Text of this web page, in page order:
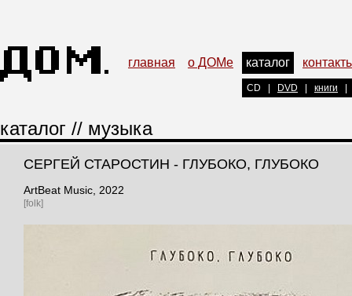
главная о ДОМе каталог
CD DVD книги
каталог // музыка
СЕРГЕЙ СТАРОСТИН - ГЛУБОКО, ГЛУБОКО
ArtBeat Music , 2022
[folk]